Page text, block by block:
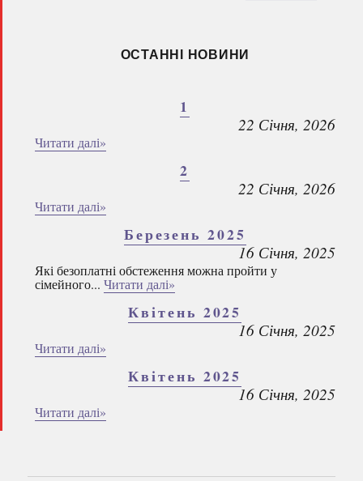
ОСТАННІ НОВИНИ
1
22 Січня, 2026
Читати далі»
2
22 Січня, 2026
Читати далі»
Березень 2025
16 Січня, 2025
Які безоплатні обстеження можна пройти у
сімейного... Читати далі»
Квітень 2025
16 Січня, 2025
Читати далі»
Квітень 2025
16 Січня, 2025
Читати далі»